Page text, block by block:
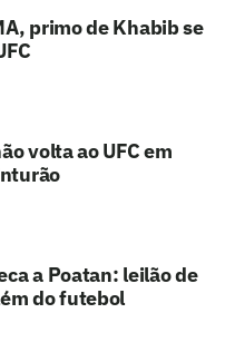
primo de Khabib se
volta ao UFC em
a Poatan: leilão de
do futebol